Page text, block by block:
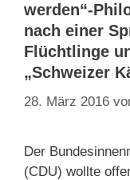
werden“-
nach einer
Flüchtlinge
„Schweizer
28. März 2016
Der
(CDU) wollte